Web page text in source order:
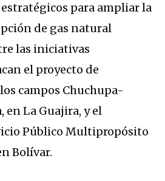
para ampliar la
de gas natural
las iniciativas
el proyecto de
campos Chuchupa-
en La Guajira, y el
Público Multipropósito
Bolívar.